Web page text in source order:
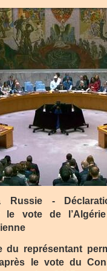
Russie -
le vote de
du représentant
le vote du